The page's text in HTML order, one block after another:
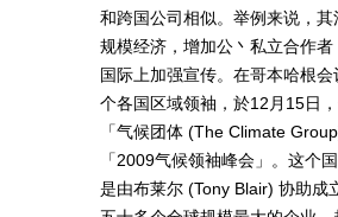
和跨国公司相似。举例来说，
规模经济，增加公丶私立合作
国际上加强宣传。在哥本哈根
个各国区域领袖，於12月15日
「气候团体 (The Climate
「2009气候领袖峰会」。这个
是由布莱尔 (Tony Blair) 协助成